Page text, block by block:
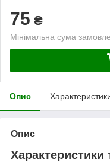
75 ₴
Мінімальна сума
Опис
Опис
Характеристики